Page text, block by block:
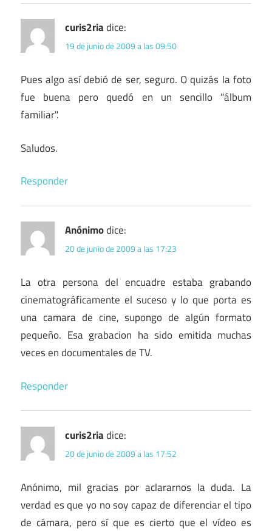
curis2riadice:
19 de junio de 2009 a las 09:50
Pues algo así debió de ser, seguro. O quizás la foto
fue buena pero quedó en un sencillo "álbum
familiar".
Saludos.
Responder
Anónimodice:
20 de junio de 2009 a las 17:23
La otra persona del encuadre estaba grabando
cinematográficamente el suceso y lo que porta es
una camara de cine, supongo de algún formato
pequeño. Esa grabacion ha sido emitida muchas
veces en documentales de TV.
Responder
curis2riadice:
20 de junio de 2009 a las 17:52
Anónimo, mil gracias por aclararnos la duda. La
verdad es que yo no soy capaz de diferenciar el tipo
de cámara, pero sí que es cierto que el vídeo es